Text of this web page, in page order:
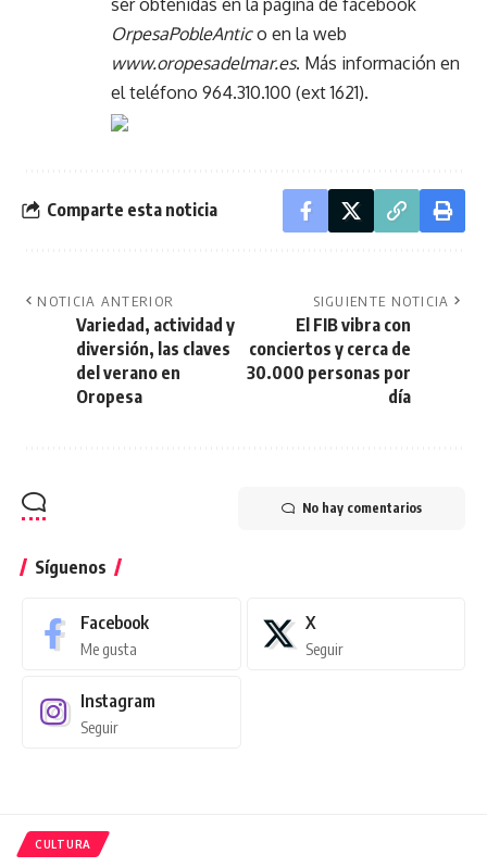
OrpesaPobleAntico en la web
www.oropesadelmar.es. Más información en
el teléfono 964.310.100 (ext 1621).
Comparte esta noticia
NOTICIA ANTERIOR
Variedad, actividad y
diversión, las claves
del verano en
Oropesa
SIGUIENTE NOTICIA
El FIB vibra con
conciertos y cerca de
30.000 personas por
día
No hay comentarios
Síguenos
Facebook
Me gusta
X
Seguir
Instagram
Seguir
CULTURA